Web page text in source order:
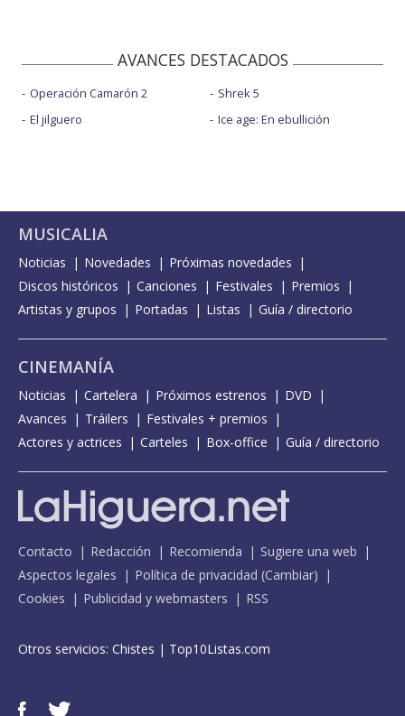
AVANCES DESTACADOS
Operación Camarón 2
El jilguero
Shrek 5
Ice age: En ebullición
MUSICALIA
Noticias Novedades
Próximas novedades
Discos históricos
Canciones Festivales
Premios
Artistas y grupos
Portadas Listas Guía / directorio
CINEMANÍA
Noticias Cartelera Próximos estrenos
DVD
Avances
Tráilers
Festivales + premios
Actores y actrices
Carteles Box-office Guía / directorio
Contacto Redacción Recomienda
Sugiere una web
Aspectos legales
Política de privacidad (Cambiar)
Cookies
Publicidad y webmasters RSS
Otros servicios: Chistes | Top10Listas.com